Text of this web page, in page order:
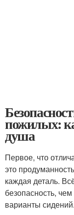
пожилых:
душа
Первое, что
это
каждая деталь.
безопасность,
варианты сидений.